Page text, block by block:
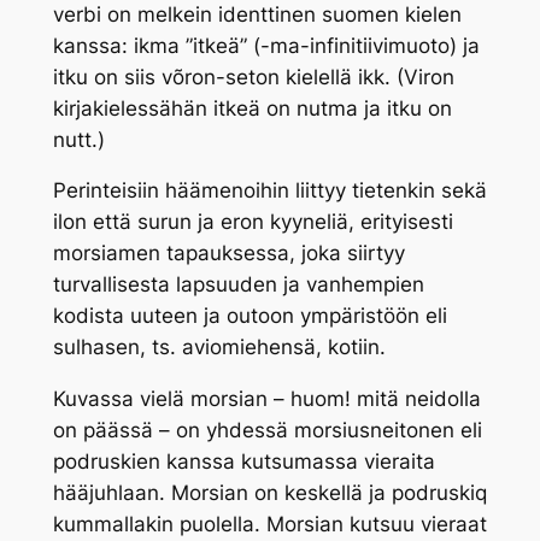
verbi on melkein identtinen suomen kielen
kanssa: ikma ”itkeä” (-ma-infinitiivimuoto) ja
itku on siis võron-seton kielellä ikk. (Viron
kirjakielessähän itkeä on nutma ja itku on
nutt.)
Perinteisiin häämenoihin liittyy tietenkin sekä
ilon että surun ja eron kyyneliä, erityisesti
morsiamen tapauksessa, joka siirtyy
turvallisesta lapsuuden ja vanhempien
kodista uuteen ja outoon ympäristöön eli
sulhasen, ts. aviomiehensä, kotiin.
Kuvassa vielä morsian – huom! mitä neidolla
on päässä – on yhdessä morsiusneitonen eli
podruskien kanssa kutsumassa vieraita
hääjuhlaan. Morsian on keskellä ja podruskiq
kummallakin puolella. Morsian kutsuu vieraat